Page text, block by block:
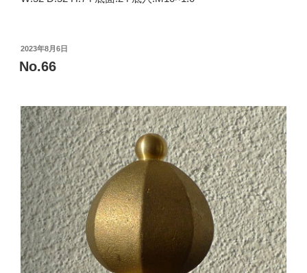
投
稿
日:
2023年8月6日
No.66